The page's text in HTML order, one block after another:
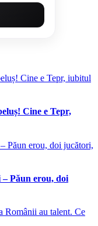
Cine e Tepr,
Păun erou, doi